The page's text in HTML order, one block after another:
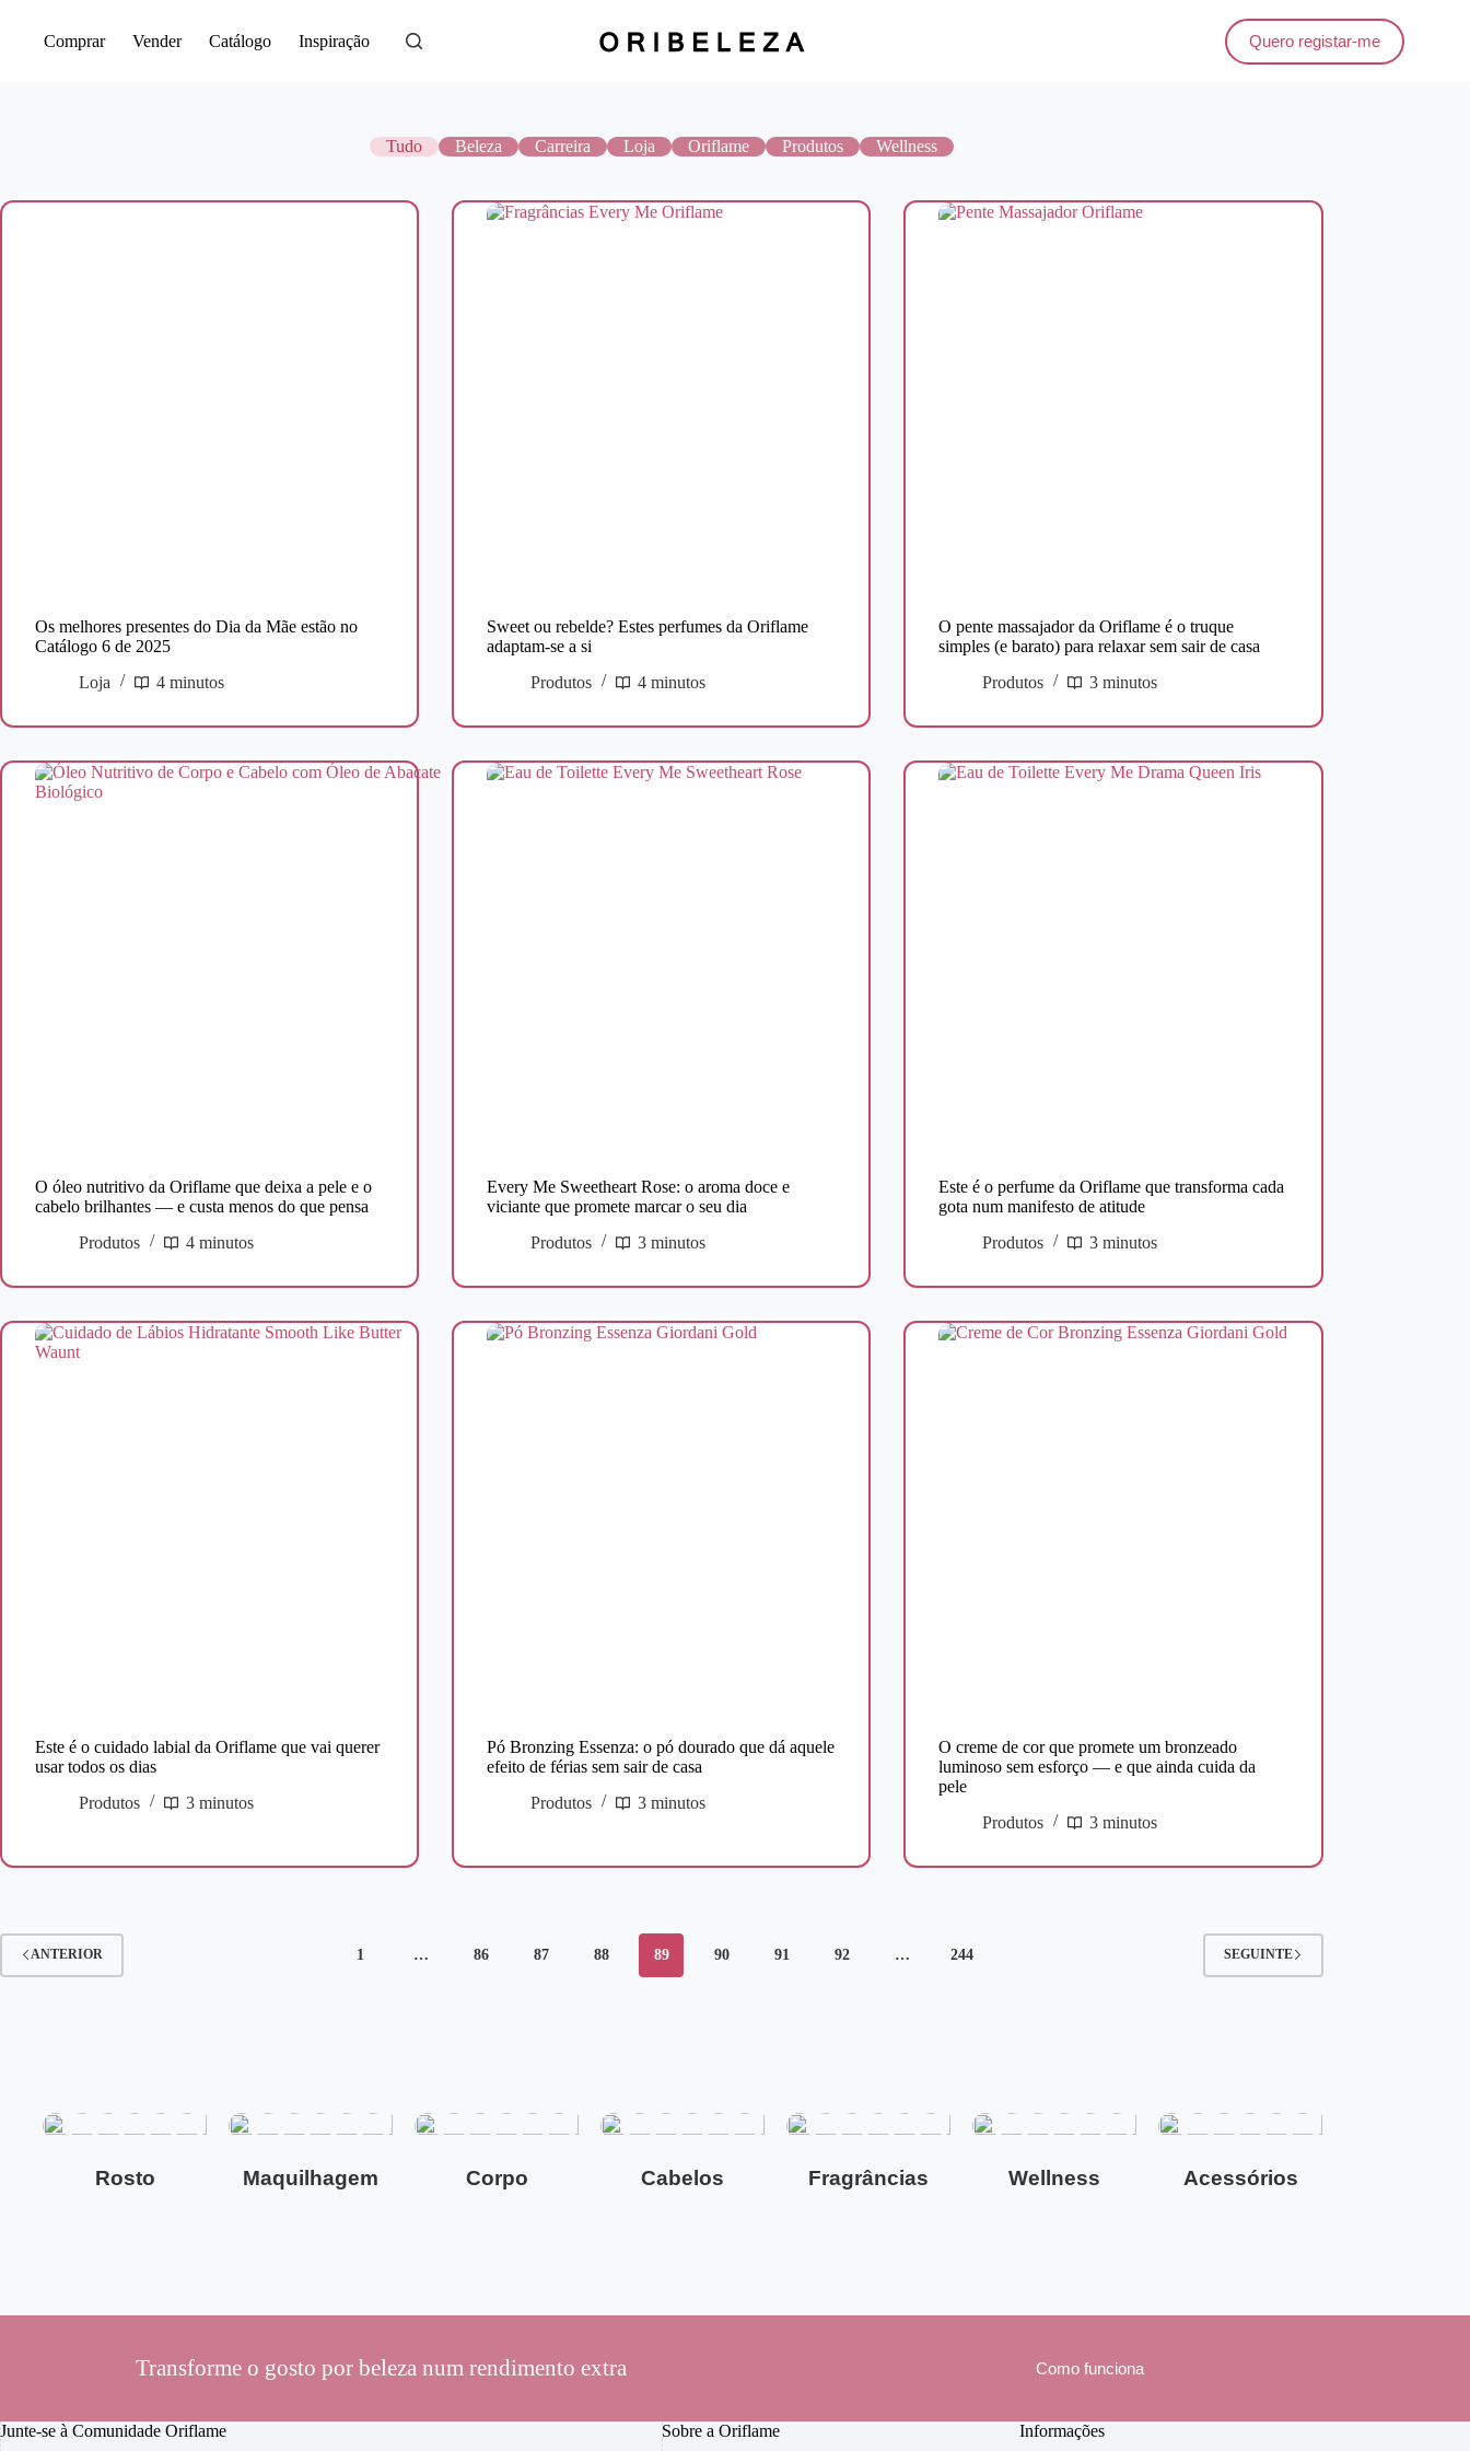
Comprar Vender Catálogo Inspiração Quero registar-me
Tudo Beleza Carreira Loja Oriflame Produtos Wellness
Os melhores presentes do Dia da Mãe estão no
Catálogo 6 de 2025
Loja
4 minutos
Sweet ou rebelde? Estes perfumes da Oriflame
adaptam-se a si
Produtos
4 minutos
O pente massajador da Oriflame é o truque
simples (e barato) para relaxar sem sair de casa
Produtos
3 minutos
O óleo nutritivo da Oriflame que deixa a pele e o
cabelo brilhantes — e custa menos do que pensa
Produtos
4 minutos
Every Me Sweetheart Rose: o aroma doce e
viciante que promete marcar o seu dia
Produtos
3 minutos
Este é o perfume da Oriflame que transforma cada
gota num manifesto de atitude
Produtos
3 minutos
Este é o cuidado labial da Oriflame que vai querer
usar todos os dias
Produtos
3 minutos
Pó Bronzing Essenza: o pó dourado que dá aquele
efeito de férias sem sair de casa
Produtos
3 minutos
O creme de cor que promete um bronzeado
luminoso sem esforço — e que ainda cuida da
pele
Produtos
3 minutos
ANTERIOR 1 … 86 87 88 89 90 91 92 … 244 SEGUINTE
Rosto Maquilhagem Corpo Cabelos Fragrâncias Wellness Acessórios
Transforme o gosto por beleza num rendimento extra Como funciona
Junte-se à Comunidade Oriflame Sobre a Oriflame Informações